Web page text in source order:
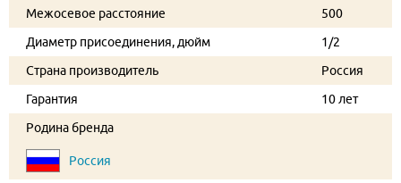
Межосевое расстояние
500
Диаметр присоединения, дюйм
1/2
Страна производитель
Россия
Гарантия
10 лет
Родина бренда
Россия